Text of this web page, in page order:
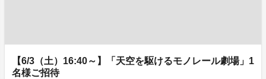
【6/3（土）16:40～】「天空を駆けるモノレール劇場」1
名様ご招待